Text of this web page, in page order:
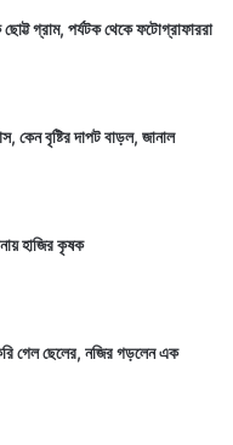
শুভ ফললাভ হয়ে
যাত্রা, কোনও শুভকাজে
যেকোনও এই কাজ
পাওয়া যেতে পারে।
গ্রাম, পর্যটক থেকে ফটোগ্রাফাররা
কেন বৃষ্টির দাপট বাড়ল, জানাল
হাজির কৃষক
গেল ছেলের, নজির গড়লেন এক